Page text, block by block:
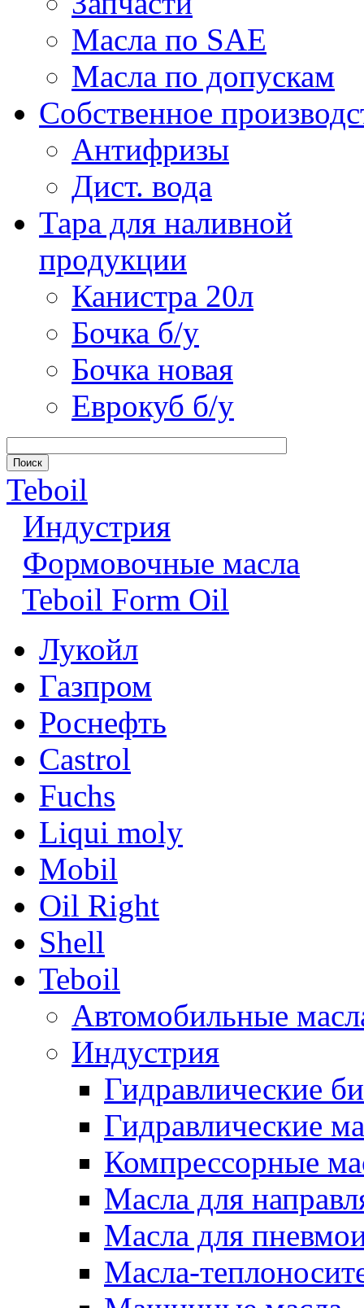
Масла по SAE
Масла по допускам
Собственное
Антифризы
Дист. вода
Тара для наливной
продукции
Канистра 20л
Бочка б/у
Бочка новая
Еврокуб б/у
Teboil
Индустрия
Формовочные масла
Teboil Form Oil
Лукойл
Газпром
Роснефть
Castrol
Fuchs
Liqui moly
Mobil
Oil Right
Shell
Teboil
Автомобильные
Индустрия
Гидравлические
Гидравлические
Компрессорные
Масла для
Масла для
Масла-